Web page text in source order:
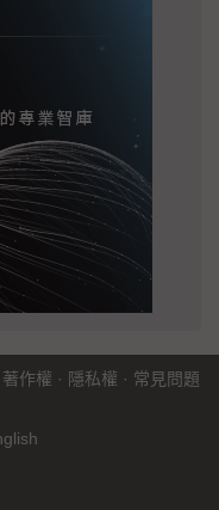
著作權 · 隱私權 · 常見問題